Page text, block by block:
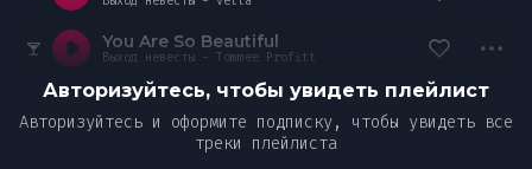
You Are So Beautiful
Выход невесты - Tommee Profitt
Авторизуйтесь, чтобы увидеть плейлист
Авторизуйтесь и оформите подписку, чтобы увидеть все
треки плейлиста